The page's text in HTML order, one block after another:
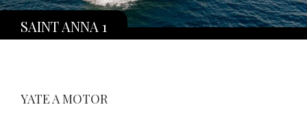
SAINT ANNA 1
YATE A MOTOR